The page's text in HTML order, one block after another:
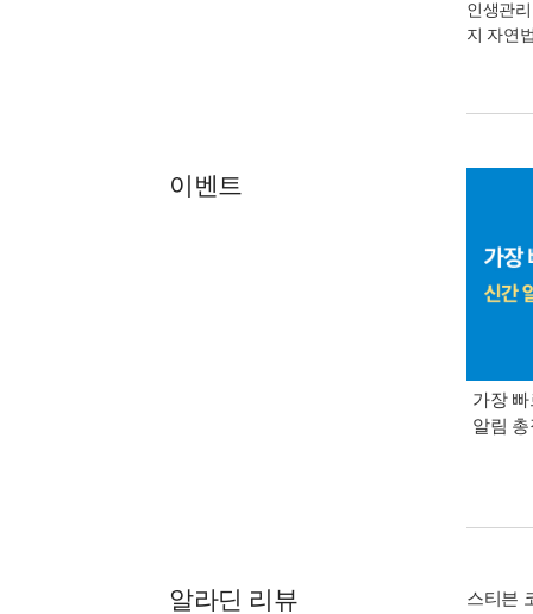
인생관
지 자연
이벤트
가장
알림
알라딘 리뷰
스티븐